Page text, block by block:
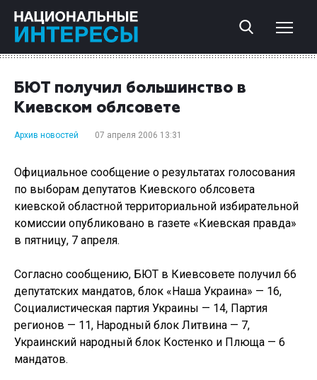
БЮТ получил большинство в
Киевском облсовете
Архив новостей 07 апреля 2006 13:31
Официальное сообщение о результатах голосования
по выборам депутатов Киевского облсовета
киевской областной территориальной избирательной
комиссии опубликовано в газете «Киевская правда»
в пятницу, 7 апреля.
Согласно сообщению, БЮТ в Киевсовете получил 66
депутатских мандатов, блок «Наша Украина» — 16,
Социалистическая партия Украины — 14, Партия
регионов — 11, Народный блок Литвина — 7,
Украинский народный блок Костенко и Плюща — 6
мандатов.